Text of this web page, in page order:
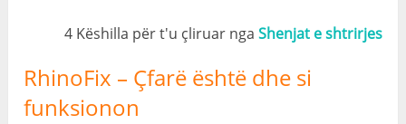
4 Këshilla për t'u çliruar nga Shenjat e shtrirjes
RhinoFix – Çfarë është dhe si
funksionon